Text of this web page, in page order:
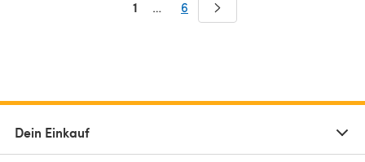
1 … 6
Dein Einkauf